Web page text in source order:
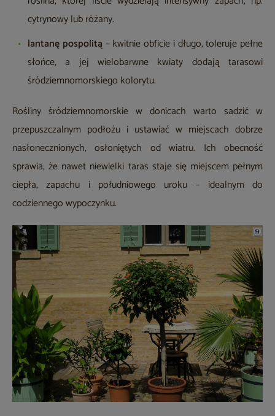
cytrynowy lub różany.
lantanę pospolitą– kwitnie obficie i długo, toleruje pełne
słońce, a jej wielobarwne kwiaty dodają tarasowi
śródziemnomorskiego kolorytu.
Rośliny śródziemnomorskie w donicach warto sadzić w
przepuszczalnym podłożu i ustawiać w miejscach dobrze
nasłonecznionych, osłoniętych od wiatru. Ich obecność
sprawia, że nawet niewielki taras staje się miejscem pełnym
ciepła, zapachu i południowego uroku – idealnym do
codziennego wypoczynku.